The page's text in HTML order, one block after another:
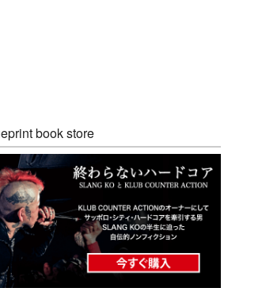
book store